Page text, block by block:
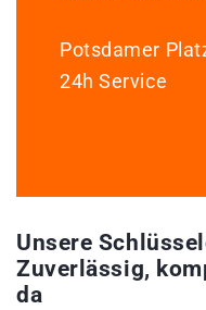
Potsdamer
24h Service
Unsere
Zuverlässig,
da